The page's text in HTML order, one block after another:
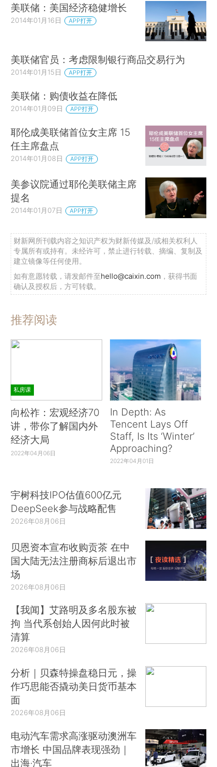
美联储：美国经济稳健增长
2014年01月16日 APP打开
美联储官员：考虑限制银行商品交易行为
2014年01月15日 APP打开
美联储：购债收益在降低
2014年01月09日 APP打开
耶伦成美联储首位女主席 15
任主席盘点
2014年01月08日 APP打开
美参议院通过耶伦美联储主席
提名
2014年01月07日 APP打开
财新网所刊载内容之知识产权为财新传媒及/或相关权利人
专属所有或持有。未经许可，禁止进行转载、摘编、复制及
建立镜像等任何使用。
如有意愿转载，请发邮件至hello@caixin.com ，获得书面
确认及授权后，方可转载。
推荐阅读
私房课
向松祚：宏观经济70
讲，带你了解国内外
经济大局
2022年04月06日
In Depth: As
Tencent Lays Off
Staff, Is Its ‘Winter’
Approaching?
2022年04月01日
宇树科技IPO估值600亿元
DeepSeek参与战略配售
2026年08月06日
贝恩资本宣布收购贡茶 在中
国大陆无法注册商标后退出市
场
2026年08月06日
【我闻】艾路明及多名股东被
拘 当代系创始人因何此时被
清算
2026年08月06日
分析｜贝森特操盘稳日元，操
作巧思能否撬动美日货币基本
面
2026年08月06日
电动汽车需求高涨驱动澳洲车
市增长 中国品牌表现强劲｜
出海·汽车